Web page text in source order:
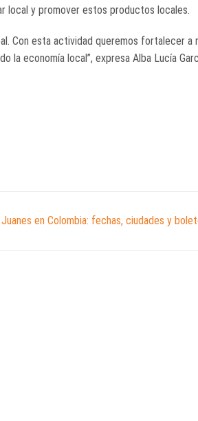
local y promover estos productos locales.
Con esta actividad queremos fortalecer a
la economía local”, expresa Alba Lucía
Juanes en Colombia: fechas, ciudades y